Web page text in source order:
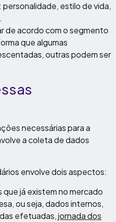
: personalidade, estilo de vida,
de acordo com o segmento
que algumas
outras podem ser
necessárias para a
a coleta de dados
envolve dois aspectos:
já existem no mercado
ou seja, dados internos,
efetuadas,jornada dos